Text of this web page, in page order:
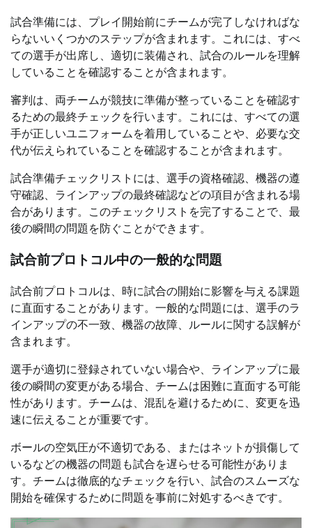
試合準備には、プレイ開始前にチームが完了しなければな
らないいくつかのステップが含まれます。これには、すべ
ての選手が出席し、適切に装備され、試合のルールを理解
していることを確認することが含まれます。
審判は、両チームが競技に準備が整っていることを確認す
るための最終チェックを行います。これには、すべての選
手が正しいユニフォームを着用していることや、必要な交
代が伝えられていることを確認することが含まれます。
試合準備チェックリストには、選手の資格確認、機器の遵
守確認、ラインアップの最終確認などの項目が含まれる場
合があります。このチェックリストを完了することで、最
後の瞬間の問題を防ぐことができます。
試合前プロトコル中の一般的な問題
試合前プロトコルは、時に試合の開始に影響を与える課題
に直面することがあります。一般的な問題には、選手のラ
インアップの不一致、機器の故障、ルールに関する誤解が
含まれます。
選手が適切に登録されていない場合や、ラインアップに最
後の瞬間の変更がある場合、チームは困難に直面する可能
性があります。チームは、混乱を避けるために、変更を迅
速に伝えることが重要です。
ボールの空気圧が不適切である、またはネットが損傷して
いるなどの機器の問題も試合を遅らせる可能性がありま
す。チームは徹底的なチェックを行い、試合のスムーズな
開始を確保するために問題を事前に対処するべきです。